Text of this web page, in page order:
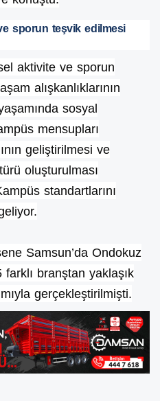
sporun teşvik edilmesi
aktivite ve sporun
alışkanlıklarının
sosyal
mensupları
geliştirilmesi ve
oluşturulması
standartlarını
Samsun’da Ondokuz
branştan yaklaşık
gerçekleştirilmişti.